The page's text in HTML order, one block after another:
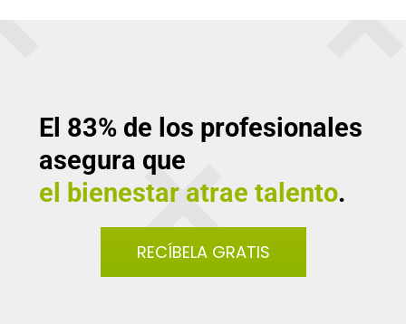
El 83% de los profesionales
asegura que
el bienestar atrae talento.
RECÍBELA GRATIS